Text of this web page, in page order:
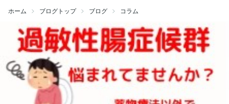
ホーム ブログトップ ブログ コラム